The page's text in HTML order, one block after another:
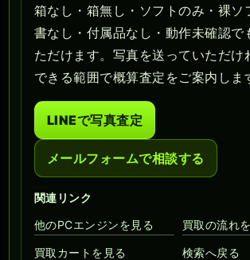
箱なし・箱無し・ソフトのみ・裸ソ
書なし・付属品なし・動作未確認で
ただけます。写真を送っていただけ
できる範囲で概算査定をご案内しま
LINEで写真査定
メールフォームで相談する
関連リンク
他のPCエンジンを見る
買取の流れ
買取カートを見る 検索へ戻る